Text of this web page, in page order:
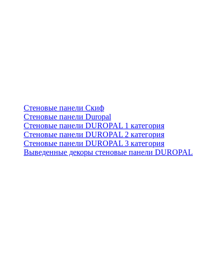
Стеновые панели Скиф
Стеновые панели Duropal
Стеновые панели DUROPAL 1 категория
Стеновые панели DUROPAL 2 категория
Стеновые панели DUROPAL 3 категория
Выведенные декоры стеновые панели DUROPAL